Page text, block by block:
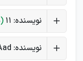
نویسنده: 11
نویسنده: Miss Aad